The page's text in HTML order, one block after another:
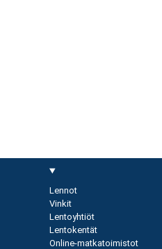
Lennot
Vinkit
Lentoyhtiöt
Lentokentät
Online-matkatoimistot